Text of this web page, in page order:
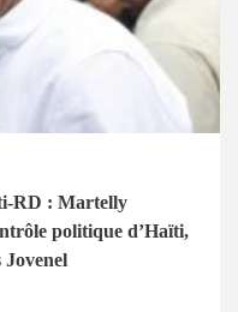
RD : Martelly
politique d’Haïti,
Jovenel